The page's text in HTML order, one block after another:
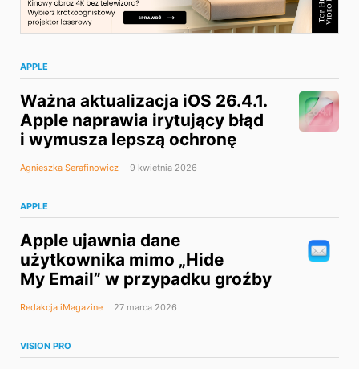
APPLE
Ważna aktualizacja iOS 26.4.1.
Apple naprawia irytujący błąd
i wymusza lepszą ochronę
Agnieszka Serafinowicz 9 kwietnia 2026
APPLE
Apple ujawnia dane
użytkownika mimo „Hide
My Email” w przypadku groźby
Redakcja iMagazine 27 marca 2026
VISION PRO